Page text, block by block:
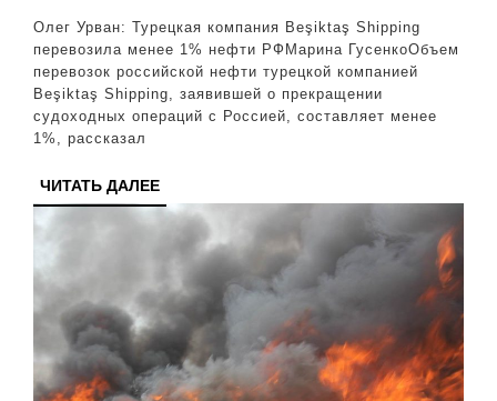
судоходства
с
Россией
из-
Киева
на
танкеры.
Каковы
возможные
последствия?
Олег Урван: Турецкая компания Beşiktaş Shipping
перевозила менее 1% нефти РФМарина ГусенкоОбъем
перевозок российской нефти турецкой компанией
Beşiktaş Shipping, заявившей о прекращении
судоходных операций с Россией, составляет менее
1%, рассказал
ЧИТАТЬ ДАЛЕЕЧИТАТЬ
ДАЛЕЕ